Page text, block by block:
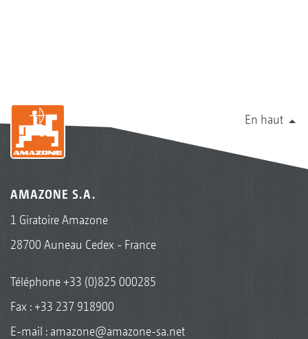
En haut
AMAZONE S.A.
1 Giratoire Amazone
28700 Auneau Cedex - France
Téléphone+33 (0)825 000285
Fax : +33 237 918900
E-mail : amazone@amazone-sa.net